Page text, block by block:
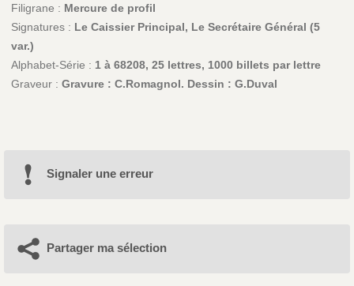
Filigrane : Mercure de profil
Signatures : Le Caissier Principal, Le Secrétaire Général (5
var.)
Alphabet-Série : 1 à 68208, 25 lettres, 1000 billets par lettre
Graveur : Gravure : C.Romagnol. Dessin : G.Duval
Signaler une erreur
Partager ma sélection